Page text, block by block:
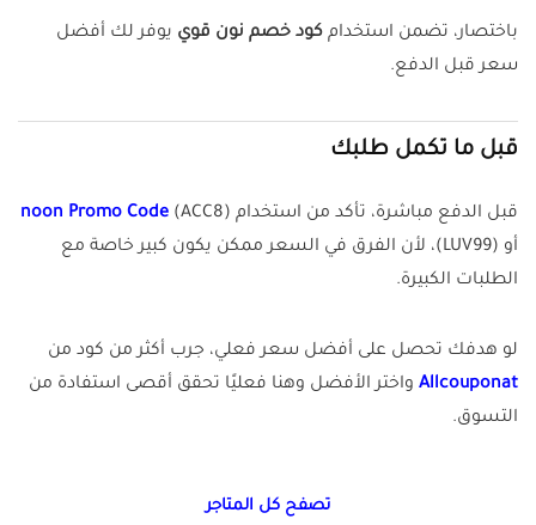
باختصار، تضمن استخدام كود خصم نون قوي يوفر لك أفضل
سعر قبل الدفع.
قبل ما تكمل طلبك
قبل الدفع مباشرة، تأكد من استخدام noon Promo Code (ACC8)
أو (LUV99)، لأن الفرق في السعر ممكن يكون كبير خاصة مع
الطلبات الكبيرة.
لو هدفك تحصل على أفضل سعر فعلي، جرب أكثر من كود من
Allcouponat واختر الأفضل وهنا فعليًا تحقق أقصى استفادة من
التسوق.
تصفح كل المتاجر